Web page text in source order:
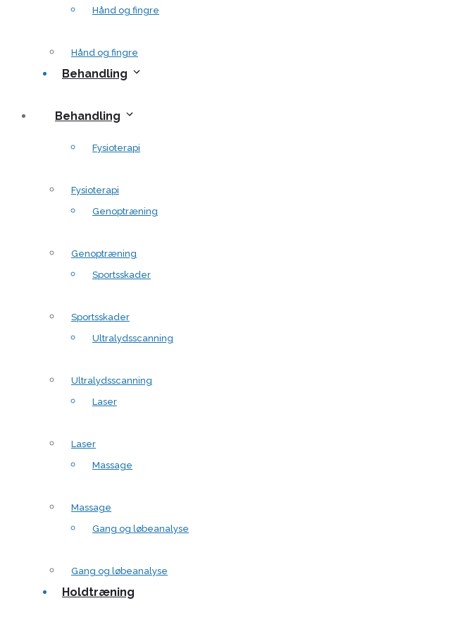
Hånd og fingre
Behandling
Fysioterapi
Genoptræning
Sportsskader
Ultralydsscanning
Laser
Massage
Gang og løbeanalyse
Holdtræning
Hånd og fingre
Behandling
Fysioterapi
Genoptræning
Sportsskader
Ultralydsscanning
Laser
Massage
Gang og løbeanalyse